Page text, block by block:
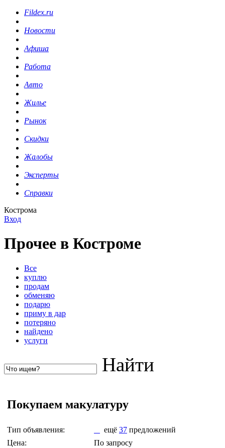
Fildex.ru
Новости
Афиша
Работа
Авто
Жилье
Рынок
Скидки
Жалобы
Эксперты
Справки
Кострома
Вход
Прочее в Костроме
Все
куплю
продам
обменяю
подарю
приму в дар
потеряно
найдено
услуги
Найти
Покупаем макулатуру
Тип объявления: ещё 37 предложений
Цена:
По запросу